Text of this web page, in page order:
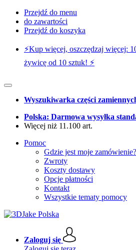
Przejdź do menu
do zawartości
Przejdź do koszyka
⚡️Kup więcej, oszczędzaj więcej:
żywicę od 10 sztuk! ⚡️
Wyszukiwarka części
Polska: Darmowa wysyłka
Więcej niż 11.100 art.
Pomoc
Gdzie jest moje zamówienie?
Zwroty
Koszty dostawy
Opcje płatności
Kontakt
Wszystkie tematy pomocy
Zaloguj się